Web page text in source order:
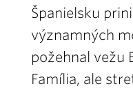
Španielsku
významných
požehnal vežu
Família, ale